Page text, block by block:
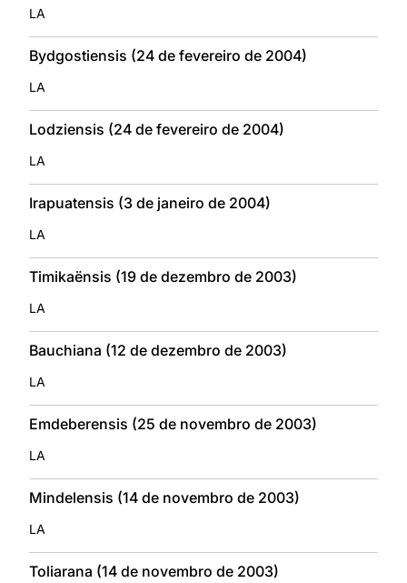
LA
Bydgostiensis (24 de fevereiro de 2004)
LA
Lodziensis (24 de fevereiro de 2004)
LA
Irapuatensis (3 de janeiro de 2004)
LA
Timikaënsis (19 de dezembro de 2003)
LA
Bauchiana (12 de dezembro de 2003)
LA
Emdeberensis (25 de novembro de 2003)
LA
Mindelensis (14 de novembro de 2003)
LA
Toliarana (14 de novembro de 2003)